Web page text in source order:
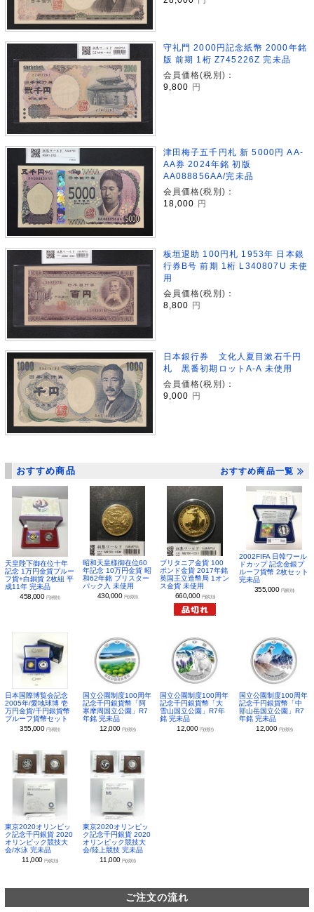
守礼門 2000円記念紙幣 2000年銘
版 前期 1桁 Z745226Z 完未品
会員価格(税別)：
9,800 円
津田梅子五千円札 新 5000円 AA-
AA券 2024年銘 初版
AA088856AA/完未品
会員価格(税別)：
18,000 円
板垣退助 100円札 1953年 日本銀
行券B号 前期 1桁 L340807U 未使
用
会員価格(税別)：
8,800
円
日本銀行券 文化人夏目漱石千円
札 黒番初期ロットA-A 未使用
会員価格(税別)：
9,000 円
おすすめ商品 おすすめ商品一覧
天皇陛下御在位十年
記念 1万円金貨プルー
フ貨+白銅貨 2枚組 平
成11年 完未品
458,000 円(税別)
昭和天皇様御在位60
年記念 10万円金貨 昭
和62年銘 ブリスター
パック入 未使用
430,000 円(税別)
ブリタニア金貨 100
ポンド金貨 2017年銘
英国王立造幣局 1オン
ス金貨 未使用
660,000 円(税別)
2002FIFA 日韓ワール
ドカップ 記念金銀プ
ルーフ貨幣 2枚セット
完未品
355,000 円(税別)
日本国際博覧会記念
2005年/愛地球博 壱
万円金貨/千円銀貨幣
プルーフ貨幣セット
355,000 円(税別)
国立公園制度100周年
記念千円銀貨幣「阿
寒摩周国立公園」R7
年銘 完未品
12,000 円(税別)
国立公園制度100周年
記念千円銀貨幣「大
雪山国立公園」R7年
銘 完未品
12,000 円(税別)
国立公園制度100周年
記念千円銀貨幣「中
部山岳国立公園」R7
年銘 完未品
12,000 円(税別)
東京2020オリンピッ
ク記念千円銀貨 2020
オリンピック競技大
会/水泳 完未品
11,000円(税別)
東京2020オリンピッ
ク記念千円銀貨 2020
オリンピック競技大
会/陸上競技 完未品
11,000 円(税別)
ご注文の流れ